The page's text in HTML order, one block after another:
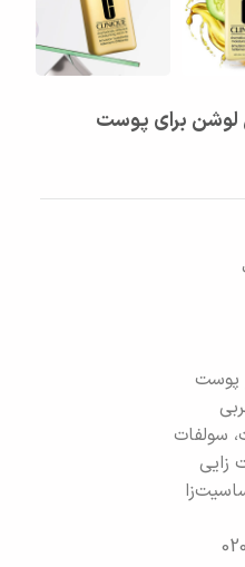
لوشن برای پوست
پوست
سولفات
زایی